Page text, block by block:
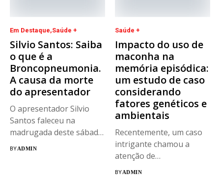
Em Destaque Saúde +
Silvio Santos: Saiba
o que é a
Broncopneumonia.
A causa da morte
do apresentador
O apresentador Silvio
Santos faleceu na
madrugada deste sábado
(17), aos 93...
BYADMIN
Saúde +
Impacto do uso de
maconha na
memória episódica:
um estudo de caso
considerando
fatores genéticos e
ambientais
Recentemente, um caso
intrigante chamou a
atenção de
neuropsicólogos em
BYADMIN